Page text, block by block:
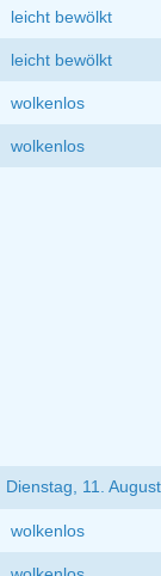
leicht bewölkt
leicht bewölkt
wolkenlos
wolkenlos
Dienstag, 11. August
wolkenlos